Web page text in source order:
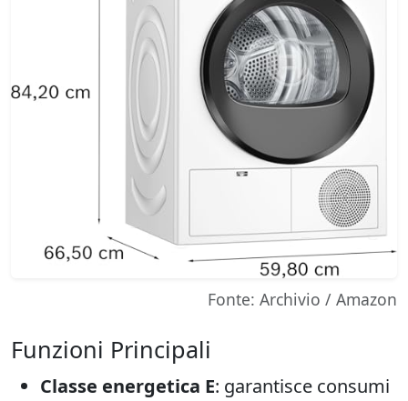
Fonte: Archivio / Amazon
Funzioni Principali
Classe energetica E: garantisce consumi